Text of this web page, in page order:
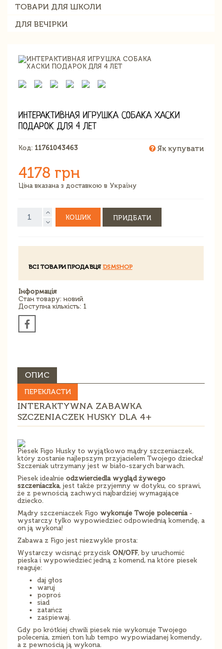
ТОВАРИ ДЛЯ ШКОЛИ
ДЛЯ ВЕЧІРКИ
ИНТЕРАКТИВНАЯ ИГРУШКА СОБАКА ХАСКИ
ПОДАРОК ДЛЯ 4 ЛЕТ
Код: 11761043463 Як купувати
4178 грн
Ціна вказана з доставкою в Україну
КОШИК ПРИДБАТИ
ВСІ ТОВАРИ ПРОДАВЦЯ DSMSHOP
Інформація
Стан товару: новий
Доступна кількість: 1
ОПИС
ПЕРЕКЛАСТИ
INTERAKTYWNA ZABAWKA
SZCZENIACZEK HUSKY DLA 4+
Piesek Figo Husky to wyjątkowo mądry szczeniaczek,
który zostanie najlepszym przyjacielem Twojego dziecka!
Szczeniak utrzymany jest w biało-szarych barwach.
Piesek idealnie odzwierciedla wygląd żywego
szczeniaczka, jest także przyjemny w dotyku, co sprawi,
że z pewnością zachwyci najbardziej wymagające
dziecko.
Mądry szczeniaczek Figo wykonuje Twoje polecenia-
wystarczy tylko wypowiedzieć odpowiednią komendę, a
on ją wykona!
Zabawa z Figo jest niezwykle prosta:
Wystarczy wcisnąć przycisk ON/OFF, by uruchomić
pieska i wypowiedzieć jedną z komend, na które piesek
reaguje:
daj głos
waruj
poproś
siad
zatańcz
zaśpiewaj.
Gdy po krótkiej chwili piesek nie wykonuje Twojego
polecenia, zmień ton lub tempo wypowiadanej komendy,
a z pewnością ją wykona.